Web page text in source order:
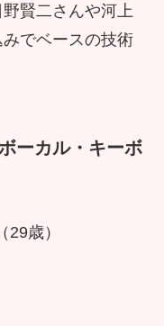
賢二さんや河上
でベースの技術
ーカル・キーボ
歳）